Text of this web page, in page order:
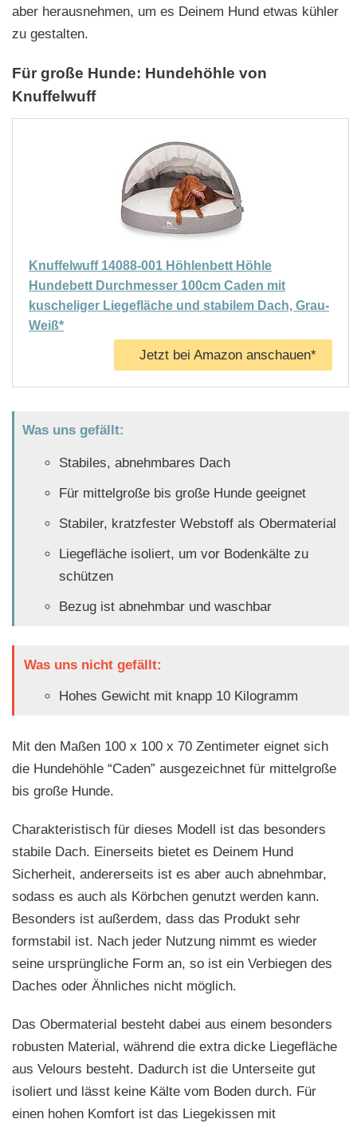
aber herausnehmen, um es Deinem Hund etwas kühler
zu gestalten.
Für große Hunde: Hundehöhle von
Knuffelwuff
Knuffelwuff 14088-001 Höhlenbett Höhle
Hundebett Durchmesser 100cm Caden mit
kuscheliger Liegefläche und stabilem Dach, Grau-
Weiß*
Jetzt bei Amazon anschauen*
Was uns gefällt:
Stabiles, abnehmbares Dach
Für mittelgroße bis große Hunde geeignet
Stabiler, kratzfester Webstoff als Obermaterial
Liegefläche isoliert, um vor Bodenkälte zu
schützen
Bezug ist abnehmbar und waschbar
Was uns nicht gefällt:
Hohes Gewicht mit knapp 10 Kilogramm
Mit den Maßen 100 x 100 x 70 Zentimeter eignet sich
die Hundehöhle “Caden” ausgezeichnet für mittelgroße
bis große Hunde.
Charakteristisch für dieses Modell ist das besonders
stabile Dach. Einerseits bietet es Deinem Hund
Sicherheit, andererseits ist es aber auch abnehmbar,
sodass es auch als Körbchen genutzt werden kann.
Besonders ist außerdem, dass das Produkt sehr
formstabil ist. Nach jeder Nutzung nimmt es wieder
seine ursprüngliche Form an, so ist ein Verbiegen des
Daches oder Ähnliches nicht möglich.
Das Obermaterial besteht dabei aus einem besonders
robusten Material, während die extra dicke Liegefläche
aus Velours besteht. Dadurch ist die Unterseite gut
isoliert und lässt keine Kälte vom Boden durch. Für
einen hohen Komfort ist das Liegekissen mit